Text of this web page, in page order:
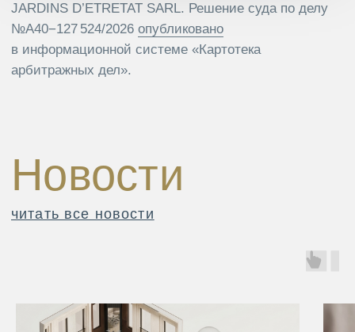
Наша деятельность
Crosswall
Sugar Factory
ООО «КМ Ассистенс», юр.адрес: 115304, Москва, ул.
Каспийская, д.22 к.1 с.4